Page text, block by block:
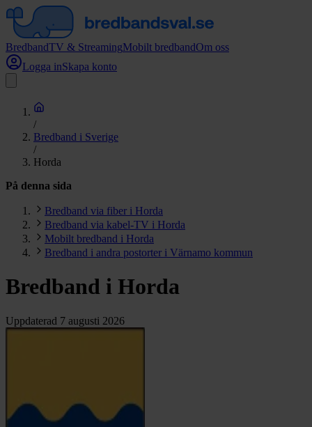
BredbandTV & StreamingMobilt bredbandOm oss
Logga inSkapa konto
/
Bredband i Sverige
/
Horda
På denna sida
Bredband via fiber i Horda
Bredband via kabel-TV i Horda
Mobilt bredband i Horda
Bredband i andra postorter i Värnamo kommun
Bredband i Horda
Uppdaterad 7 augusti 2026